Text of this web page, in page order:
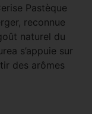
Pastèque
reconnue
naturel du
s’appuie sur
des arômes